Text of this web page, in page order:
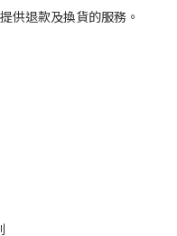
供退款及換貨的服務。